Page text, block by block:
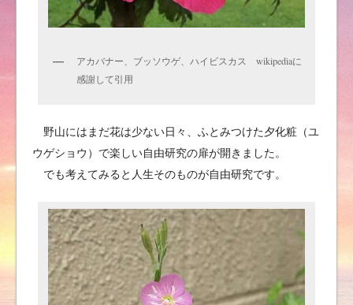
アカバナー、ブッソウゲ、ハイビスカス wikipediaに
感謝して引用
野山にはまだ花は少ない日々、ふとみつけた夕化粧（ユ
ウゲショウ）で楽しい自由研究の扉が開きました。
でも考えてみると人生そのものが自由研究です。